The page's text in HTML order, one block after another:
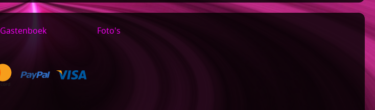
Gastenboek Foto's